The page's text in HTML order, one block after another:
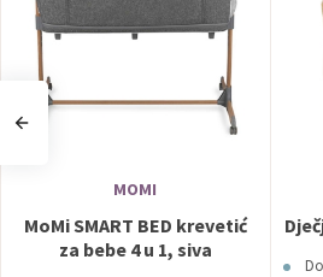
MOMI
MoMi SMART BED krevetić
za bebe 4 u 1, siva